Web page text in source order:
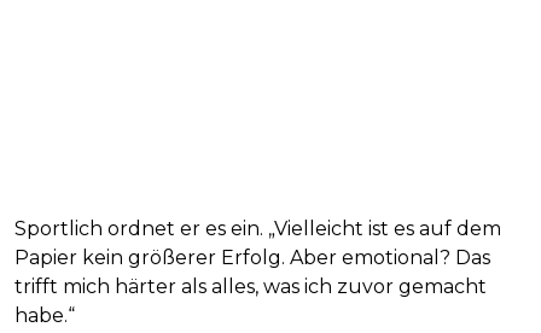
Sportlich ordnet er es ein. „Vielleicht ist es auf dem
Papier kein größerer Erfolg. Aber emotional? Das
trifft mich härter als alles, was ich zuvor gemacht
habe.“